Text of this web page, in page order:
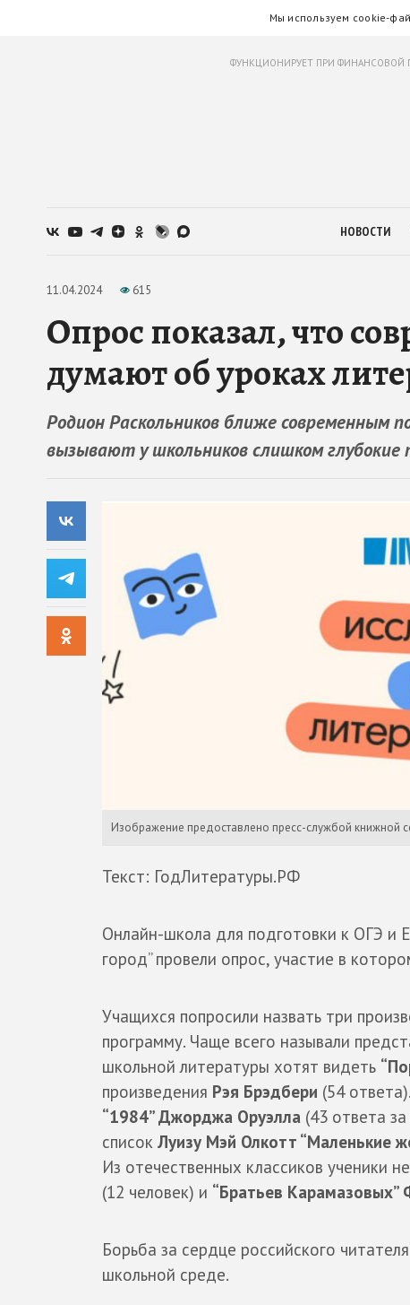
Мы используем cookie-
ФУНКЦИОНИРУЕТ ПРИ ФИНАНСОВОЙ
НОВОСТИ
11.04.2024 615
Опрос показал, что
думают об уроках
Родион Раскольников ближе современным
вызывают у школьников слишком глубокие
Изображение предоставлено пресс-службой книжной
Текст: ГодЛитературы.РФ
Онлайн-школа для подготовки к ОГЭ и
город” провели опрос, участие в
Учащихся попросили назвать три
программу. Чаще всего называли
школьной литературы хотят видеть
произведения Рэя Брэдбери (54
“1984” Джорджа Оруэлла (43 ответа
список Луизу Мэй Олкотт “Маленькие
Из отечественных классиков ученики
(12 человек) и “Братьев Карамазовых”
Борьба за сердце российского
школьной среде.